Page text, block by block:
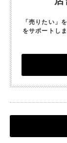
「売りたい」
をサポートしま